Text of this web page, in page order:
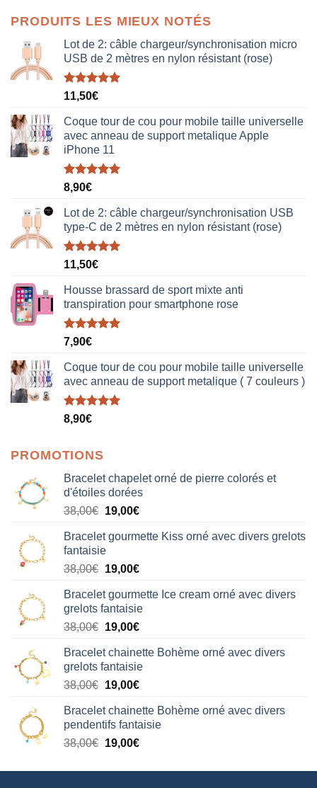
était :
38,00€.
est :
19,00€.
PRODUITS LES MIEUX NOTÉS
Lot de 2: câble chargeur/synchronisation micro
USB de 2 mètres en nylon résistant (rose)
Note5.00
11,50€
Coque tour de cou pour mobile taille universelle
avec anneau de support metalique Apple
iPhone 11
Note5.00
8,90€
Lot de 2: câble chargeur/synchronisation USB
type-C de 2 mètres en nylon résistant (rose)
Note5.00
11,50€
Housse brassard de sport mixte anti
transpiration pour smartphone rose
Note5.00
7,90€
Coque tour de cou pour mobile taille universelle
avec anneau de support metalique ( 7 couleurs )
Note5.00
8,90€
PROMOTIONS
Bracelet chapelet orné de pierre colorés et
d'étoiles dorées
38,00€ Le
initial
était :
38,00€.
19,00€Le
actuel
19,00€.
Bracelet gourmette Kiss orné avec divers grelots
fantaisie
38,00€ Le
initial
était :
38,00€.
19,00€Le
actuel
est :
19,00€.
Bracelet gourmette Ice cream orné avec divers
grelots fantaisie
38,00€ Le
initial
était :
38,00€.
19,00€Le
actuel
est :
19,00€.
Bracelet chainette Bohème orné avec divers
grelots fantaisie
38,00€ Le
initial
était :
38,00€.
19,00€Le
actuel
est :
19,00€.
Bracelet chainette Bohème orné avec divers
pendentifs fantaisie
38,00€ Le
initial
19,00€Le
actuel